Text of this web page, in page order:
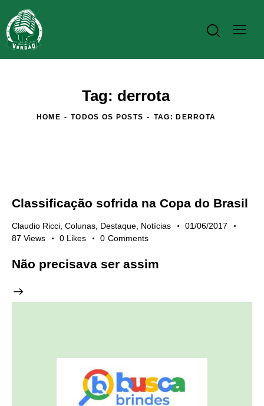
Tag: derrota
HOME TODOS OS POSTS TAG: DERROTA
Classificação sofrida na Copa do Brasil
Claudio Ricci, Colunas, Destaque, Notícias
01/06/2017
87 Views 0 Likes 0 Comments
Não precisava ser assim